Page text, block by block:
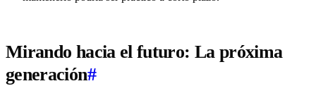
Mirando hacia el futuro: La próxima
generación#